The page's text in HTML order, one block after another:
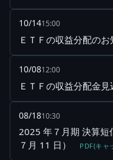
10/1415:00
ＥＴＦの収益分配の
10/0812:00
ＥＴＦの収益分配金
08/1810:30
2025 年７月期 決算
７月 11 日）
PDF(キャ